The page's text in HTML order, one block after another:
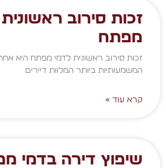
זכות סירוב
מפתח
זכות סירוב ראשונית לדמי מפתח היא
המשמעותיות ביותר המלוות דיירים
קרא עוד »
שיפוץ דירה בדמי